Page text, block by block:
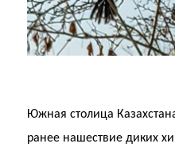
Южная столица
ранее нашествие диких